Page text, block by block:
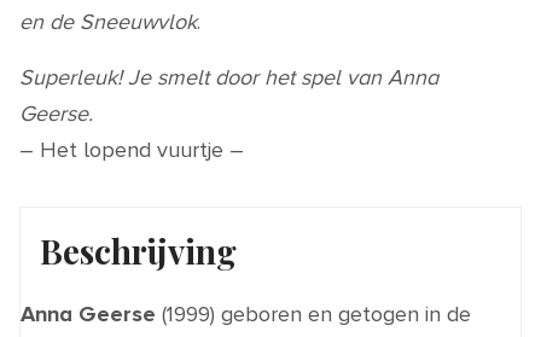
en de Sneeuwvlok.
Superleuk! Je smelt door het spel van Anna
Geerse.
– Het lopend vuurtje –
Beschrijving
Anna Geerse (1999) geboren en getogen in de